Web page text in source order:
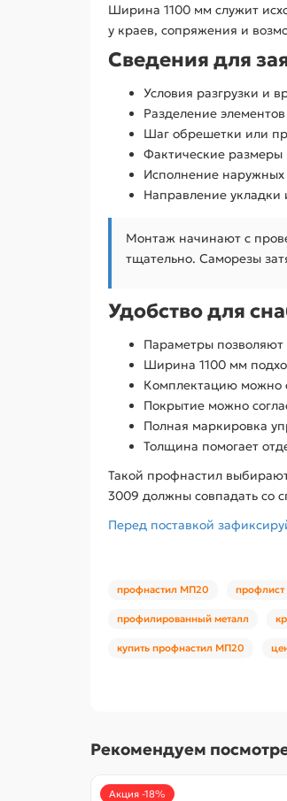
Ширина 1100 мм служит
у краев, сопряжения и
Сведения для
Условия разгрузки и
Разделение
Шаг обрешетки или
Фактические размеры
Исполнение наружных
Направление укладки
Монтаж начинают с
тщательно. Саморезы
Удобство для
Параметры позволяют
Ширина 1100 мм
Комплектацию можно
Покрытие можно
Полная маркировка
Толщина помогает
Такой профнастил
3009 должны совпадать со
Перед поставкой
профнастил МП20
профилированный металл
купить профнастил МП20
Рекомендуем
Акция -18%